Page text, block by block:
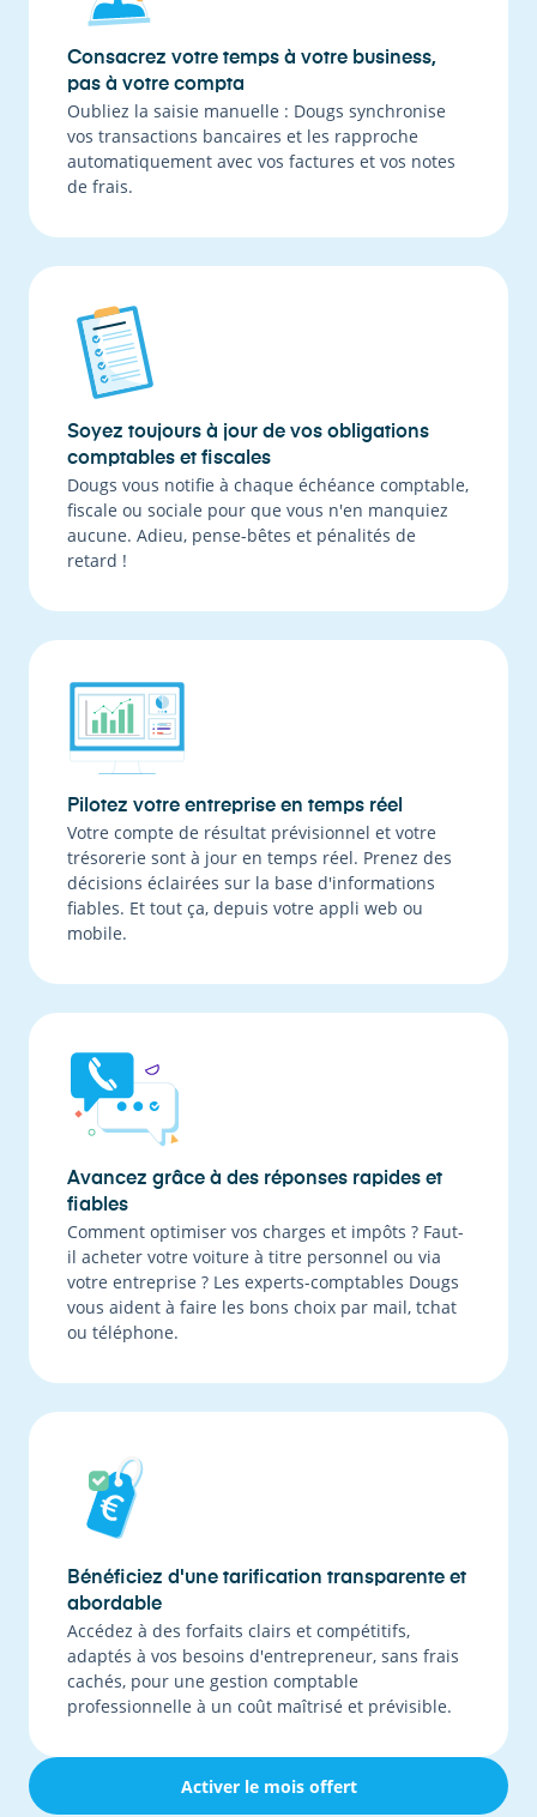
Consacrez votre temps à votre business,
pas à votre compta
Oubliez la saisie manuelle : Dougs synchronise
vos transactions bancaires et les rapproche
automatiquement avec vos factures et vos notes
de frais.
Soyez toujours à jour de vos obligations
comptables et fiscales
Dougs vous notifie à chaque échéance comptable,
fiscale ou sociale pour que vous n'en manquiez
aucune. Adieu, pense-bêtes et pénalités de
retard !
Pilotez votre entreprise en temps réel
Votre compte de résultat prévisionnel et votre
trésorerie sont à jour en temps réel. Prenez des
décisions éclairées sur la base d'informations
fiables. Et tout ça, depuis votre appli web ou
mobile.
Avancez grâce à des réponses rapides et
fiables
Comment optimiser vos charges et impôts ? Faut-
il acheter votre voiture à titre personnel ou via
votre entreprise ? Les experts-comptables Dougs
vous aident à faire les bons choix par mail, tchat
ou téléphone.
Bénéficiez d'une tarification transparente et
abordable
Accédez à des forfaits clairs et compétitifs,
adaptés à vos besoins d'entrepreneur, sans frais
cachés, pour une gestion comptable
professionnelle à un coût maîtrisé et prévisible.
Activer le mois offert